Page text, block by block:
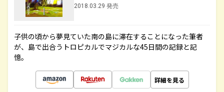
2018.03.29 発売
子供の頃から夢見ていた南の島に滞在することになった筆者
が、島で出合うトロピカルでマジカルな45日間の記録と記
憶。
詳細を見る